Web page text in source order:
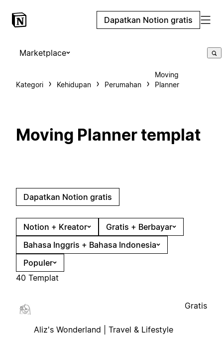
Dapatkan Notion gratis
Marketplace
Kategori Kehidupan Perumahan
Moving
Planner
Moving Planner templat
Dapatkan Notion gratis
Notion + Kreator
Gratis + Berbayar
Bahasa Inggris + Bahasa Indonesia
Populer
40 Templat
Aliz's Wonderland | Travel & Lifestyle
Gratis